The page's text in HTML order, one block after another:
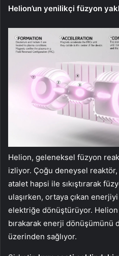
Helion’un yenilikçi füzyon
Helion, geleneksel füzyon
izliyor. Çoğu deneysel
atalet hapsi ile sıkıştırarak
ulaşırken, ortaya çıkan
elektriğe dönüştürüyor. Helion
bırakarak enerji dönüşümünü
üzerinden sağlıyor.